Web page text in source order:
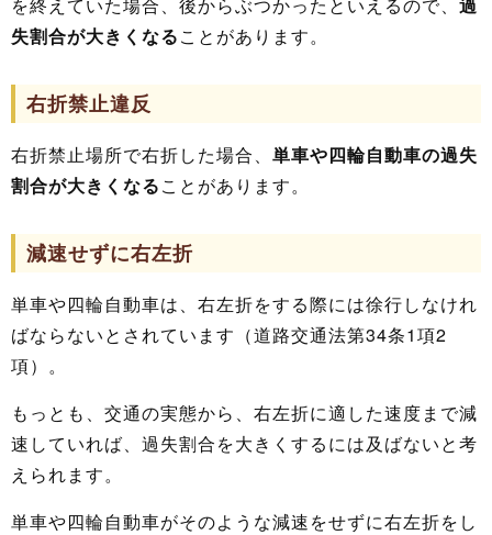
失割合が大きくなることがあります。
右折禁止違反
右折禁止場所で右折した場合、 単車や四輪自動車の過失
割合が大きくなることがあります。
減速せずに右左折
単車や四輪自動車は、右左折をする際には徐行しなけれ
ばならないとされています（道路交通法第34条1項2
項）。
もっとも、交通の実態から、右左折に適した速度まで減
速していれば、過失割合を大きくするには及ばないと考
えられます。
単車や四輪自動車がそのような減速をせずに右左折をし